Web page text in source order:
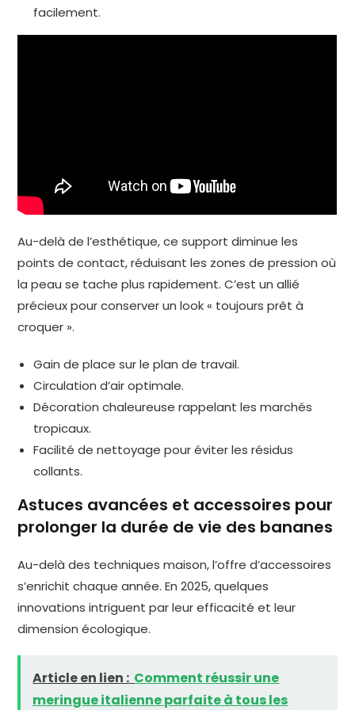
facilement.
Au-delà de l’esthétique, ce support diminue les
points de contact, réduisant les zones de pression où
la peau se tache plus rapidement. C’est un allié
précieux pour conserver un look « toujours prêt à
croquer ».
Gain de place sur le plan de travail.
Circulation d’air optimale.
Décoration chaleureuse rappelant les marchés
tropicaux.
Facilité de nettoyage pour éviter les résidus
collants.
Astuces avancées et accessoires pour
prolonger la durée de vie des bananes
Au-delà des techniques maison, l’offre d’accessoires
s’enrichit chaque année. En 2025, quelques
innovations intriguent par leur efficacité et leur
dimension écologique.
Article en lien : Comment réussir une
meringue italienne parfaite à tous les